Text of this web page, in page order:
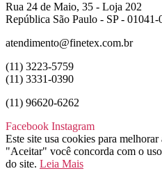
Rua 24 de Maio, 35 - Loja 202
República São Paulo - SP - 01041-
atendimento@finetex.com.br
(11) 3223-5759
(11) 3331-0390
(11) 96620-6262
Facebook Instagram
Este site usa cookies para
"Aceitar" você concorda com o
do site. Leia Mais